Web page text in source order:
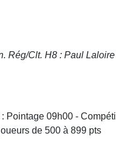
Rég/Clt. H8 : Paul
Pointage 09h00 -
de 500 à 899 pts